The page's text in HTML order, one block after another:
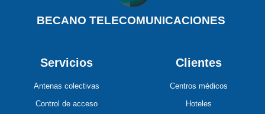
BECANO TELECOMUNICACIONES
Servicios
Antenas colectivas
Control de acceso
Clientes
Centros médicos
Hoteles